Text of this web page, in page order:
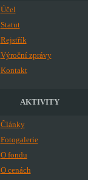
Účel
Statut
Rejstřík
Výroční zprávy
Kontakt
AKTIVITY
Články
Fotogalerie
O fondu
O cenách